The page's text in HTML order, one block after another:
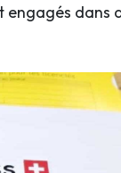
engagés dans